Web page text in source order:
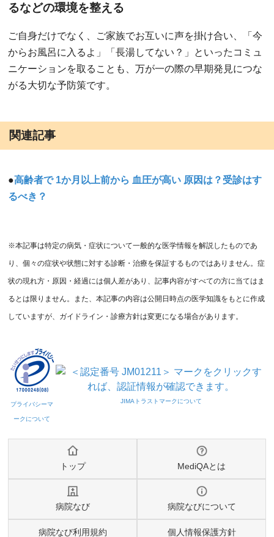
るなどの環境を整える
ご自身だけでなく、ご家族でお互いに声を掛け合い、「今
からお風呂に入るよ」「長湯してない？」といったコミュ
ニケーションを取ることも、万が一の際の早期発見につな
がる大切な予防策です。
関連記事
●高齢者で 1か月以上前から 血圧が高い 原因は？受診はす
るべき？
※本記事は特定の病気・症状について一般的な医学情報を解説したものであ
り、個々の症状や状態に対する診断・治療を保証するものではありません。症
状の現れ方・原因・経過には個人差があり、記事内容がすべての方に当てはま
るとは限りません。また、本記事の内容は公開日時点の医学知識をもとに作成
していますが、ガイドライン・診療方針は変更になる場合があります。
トップ MediQAとは
病院なび 病院なびについて
病院なび利用規約 個人情報保護方針